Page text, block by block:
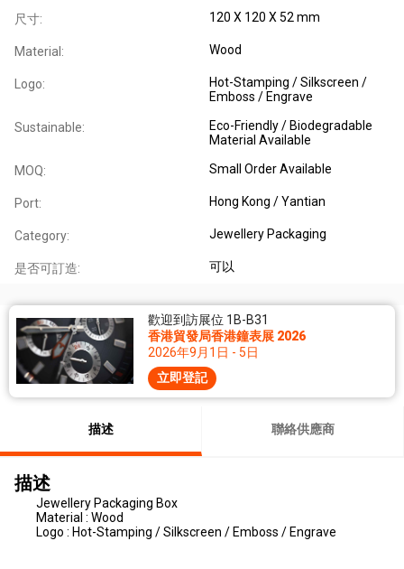
尺寸: 120 X 120 X 52 mm
Material: Wood
Logo:
Hot-Stamping / Silkscreen /
Emboss / Engrave
Sustainable:
Eco-Friendly / Biodegradable
Material Available
MOQ: Small Order Available
Port: Hong Kong / Yantian
Category: Jewellery Packaging
是否可訂造: 可以
歡迎到訪展位 1B-B31
香港貿發局香港鐘表展 2026
2026年9月1日 - 5日
立即登記
描述 聯絡供應商
描述
Jewellery Packaging Box
Material : Wood
Logo : Hot-Stamping / Silkscreen / Emboss / Engrave